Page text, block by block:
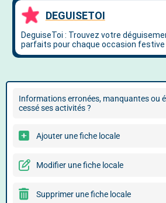
Informations erronées, manquantes ou
cessé ses activités ?
Ajouter une fiche locale
Modifier une fiche locale
Supprimer une fiche locale